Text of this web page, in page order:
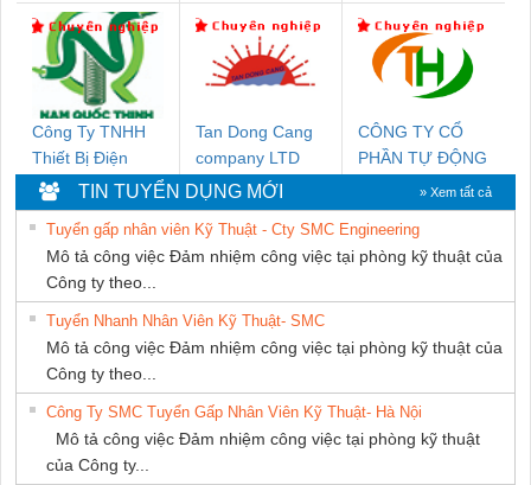
THIÊN ÂN VIỆT
NAM
SUPPLY
Công Ty TNHH
Thiết Bị Điện
Nam Quốc Thịnh
Tan Dong Cang
company LTD
CÔNG TY CỔ
PHẦN TỰ ĐỘNG
TIẾN HƯNG
TIN TUYỂN DỤNG MỚI » Xem tất cả
Tuyển gấp nhân viên Kỹ Thuật - Cty SMC Engineering
Mô tả công việc Đảm nhiệm công việc tại phòng kỹ thuật của
Công ty theo...
Tuyển Nhanh Nhân Viên Kỹ Thuật- SMC
Mô tả công việc Đảm nhiệm công việc tại phòng kỹ thuật của
Công ty theo...
Công Ty SMC Tuyển Gấp Nhân Viên Kỹ Thuật- Hà Nội
Mô tả công việc Đảm nhiệm công việc tại phòng kỹ thuật
của Công ty...